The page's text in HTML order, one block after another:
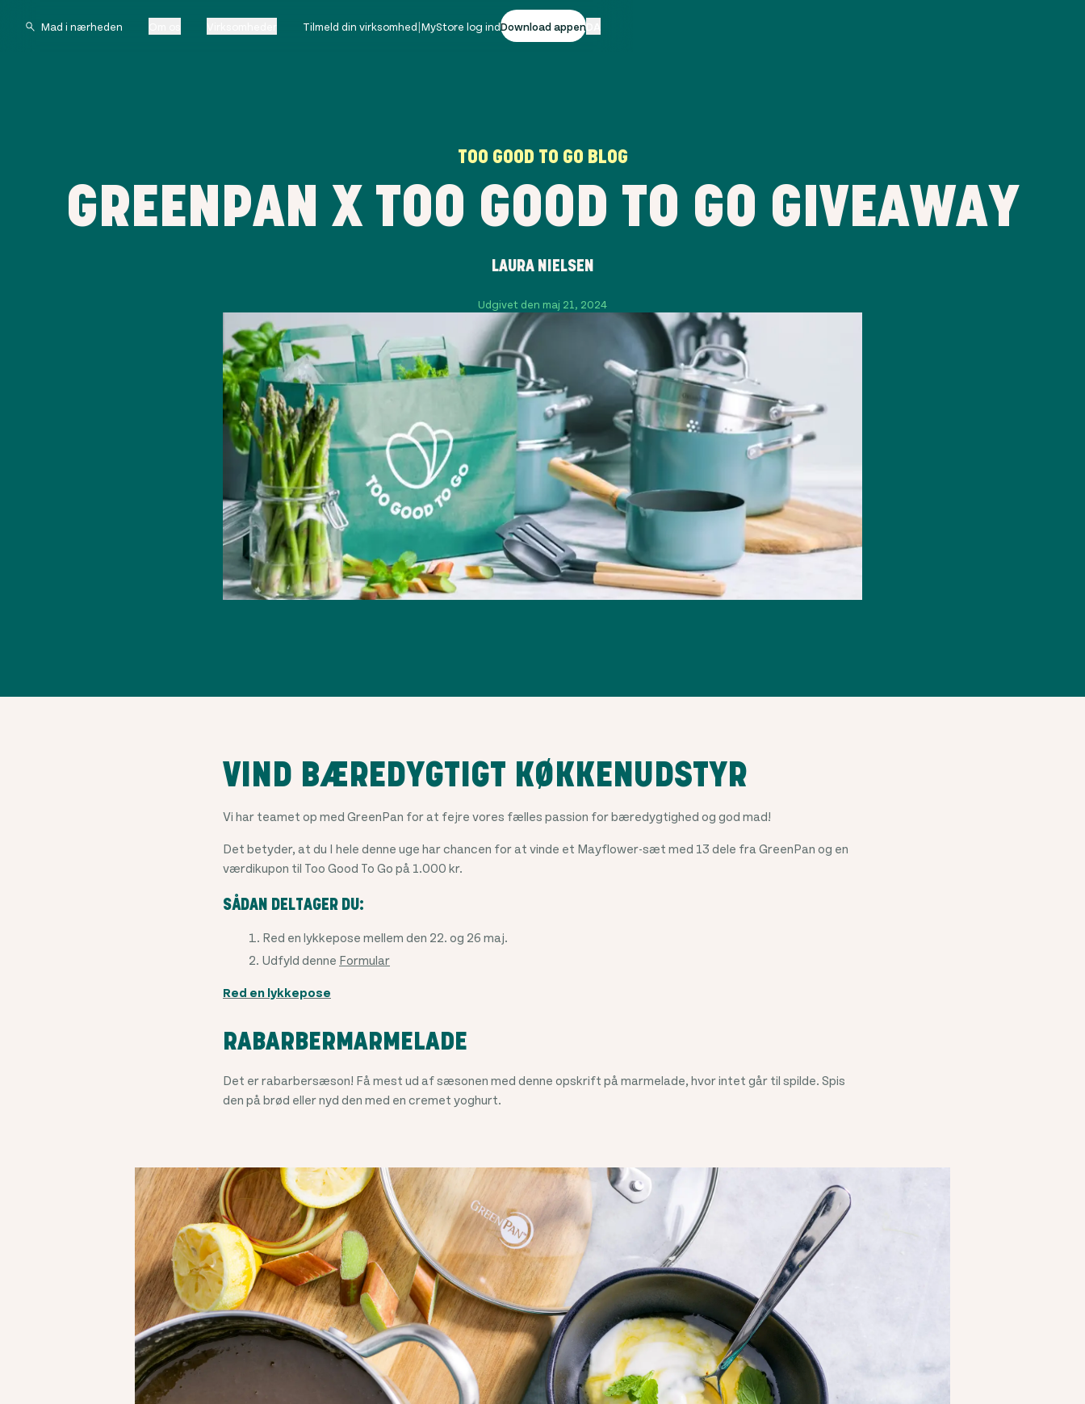
Tilmeld din virksomhed|MyStore log indDownload appen
TOO GOOD TO GO BLOG
GREENPAN X TOO GOOD TO GO GIVEAWAY
LAURA NIELSEN
Udgivet den maj 21, 2024
VIND BÆREDYGTIGT KØKKENUDSTYR
Vi har teamet op med GreenPan for at fejre vores fælles passion for bæredygtighed og god mad!
Det betyder, at du I hele denne uge har chancen for at vinde et Mayflower-sæt med 13 dele fra GreenPan og en
værdikupon til Too Good To Go på 1.000 kr.
SÅDAN DELTAGER DU:
Red en lykkepose mellem den 22. og 26 maj.
Udfyld denne Formular
Red en lykkepose
RABARBERMARMELADE
Det er rabarbersæson! Få mest ud af sæsonen med denne opskrift på marmelade, hvor intet går til spilde. Spis
den på brød eller nyd den med en cremet yoghurt.